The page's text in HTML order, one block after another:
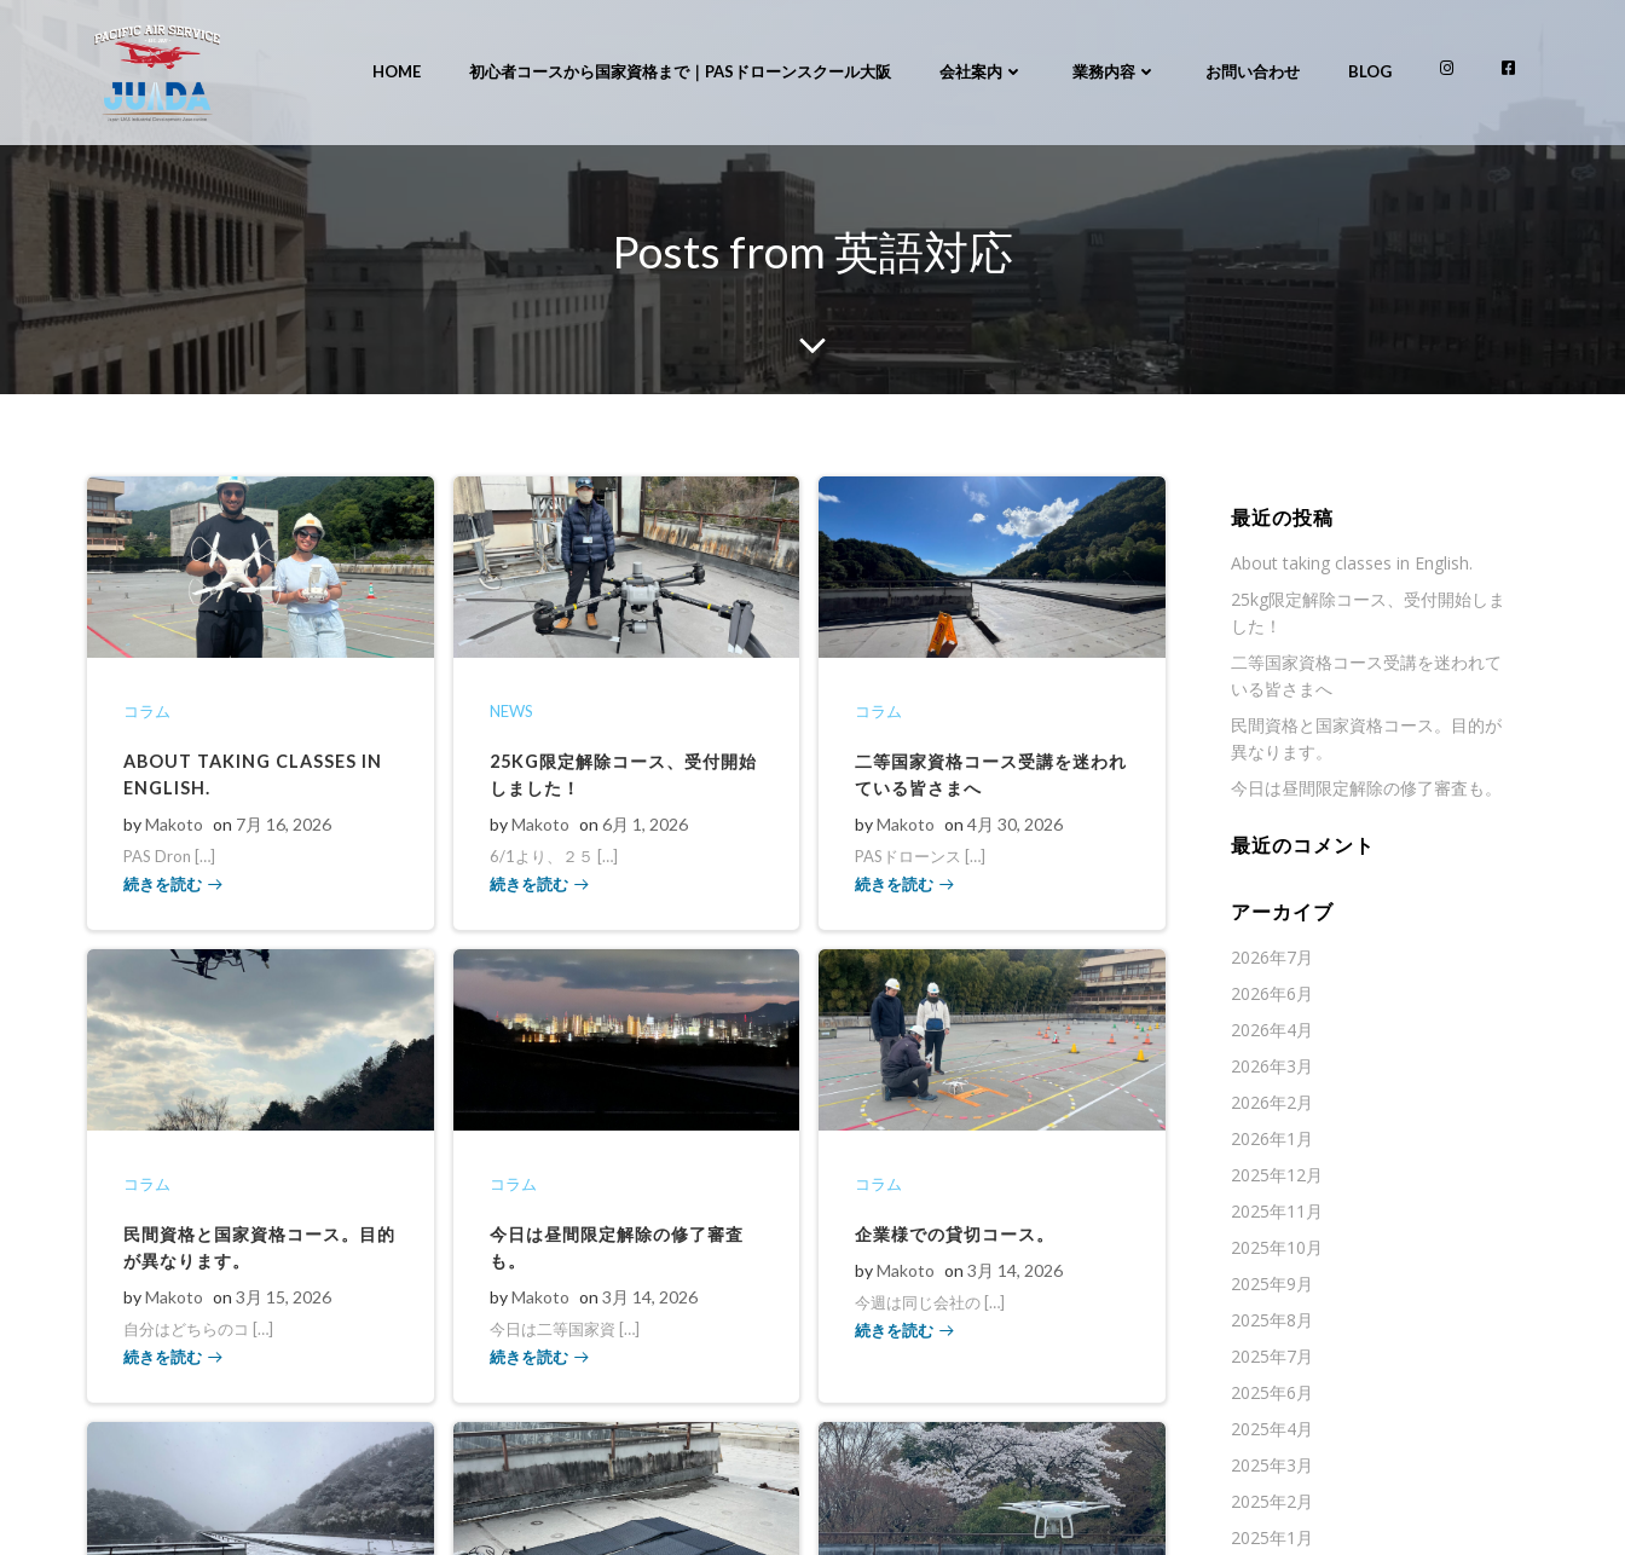
へ
HOME 初心者コースから国家資格まで｜PASドローンスクール大阪 会社案内 業務内容 お問い合わせ BLOG
Posts from 英語対応
コラム
ABOUT TAKING CLASSES IN
ENGLISH.
byMakoto on 7月 16, 2026
PAS Dron […]
続きを読む
NEWS
25KG限定解除コース、受付開始
しました！
byMakoto on 6月 1, 2026
6/1より、２５ […]
続きを読む
コラム
二等国家資格コース受講を迷われ
ている皆さまへ
byMakoto on 4月 30, 2026
PASドローンス […]
続きを読む
コラム
民間資格と国家資格コース。目的
が異なります。
byMakoto on 3月 15, 2026
自分はどちらのコ […]
続きを読む
コラム
今日は昼間限定解除の修了審査
も。
byMakoto on 3月 14, 2026
今日は二等国家資 […]
続きを読む
コラム
企業様での貸切コース。
byMakoto on 3月 14, 2026
今週は同じ会社の […]
続きを読む
最近の投稿
About taking classes in English.
25kg限定解除コース、受付開始しま
した！
二等国家資格コース受講を迷われて
いる皆さまへ
民間資格と国家資格コース。目的が
異なります。
今日は昼間限定解除の修了審査も。
最近のコメント
アーカイブ
2026年7月
2026年6月
2026年4月
2026年3月
2026年2月
2026年1月
2025年12月
2025年11月
2025年10月
2025年9月
2025年8月
2025年7月
2025年6月
2025年4月
2025年3月
2025年2月
2025年1月